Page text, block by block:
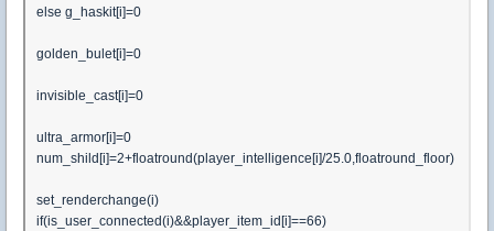
else g_haskit[i]=0
golden_bulet[i]=0
invisible_cast[i]=0
ultra_armor[i]=0
num_shild[i]=2+floatround(player_intelligence[i]/25.0,floatround_floor)
set_renderchange(i)
if(is_user_connected(i)&&player_item_id[i]==66)